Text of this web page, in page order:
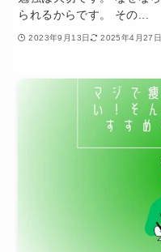
られるからです。 その...
2023年9月13日 2025年4月27日